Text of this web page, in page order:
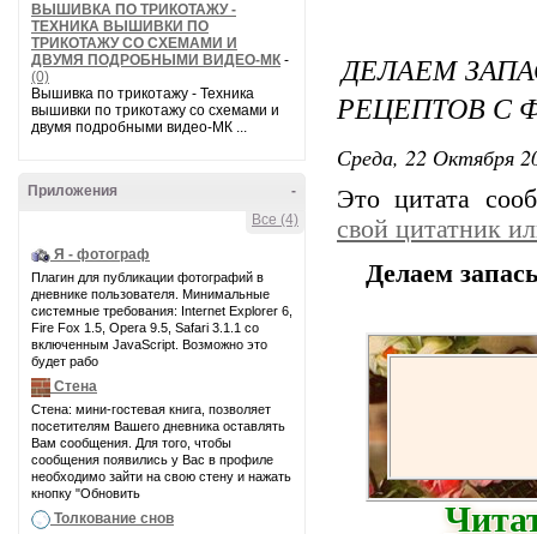
ВЫШИВКА ПО ТРИКОТАЖУ -
ТЕХНИКА ВЫШИВКИ ПО
ТРИКОТАЖУ СО СХЕМАМИ И
ДВУМЯ ПОДРОБНЫМИ ВИДЕО-МК -
(0)
Вышивка по трикотажу - Техника
вышивки по трикотажу со схемами и
двумя подробными видео-МК ...
-
Приложения
Все (4)
Я - фотограф
Плагин для публикации фотографий в
дневнике пользователя. Минимальные
системные требования: Internet Explorer 6,
Fire Fox 1.5, Opera 9.5, Safari 3.1.1 со
включенным JavaScript. Возможно это
будет рабо
Стена
Стена: мини-гостевая книга, позволяет
посетителям Вашего дневника оставлять
Вам сообщения. Для того, чтобы
сообщения появились у Вас в профиле
необходимо зайти на свою стену и нажать
кнопку "Обновить
Толкование снов
ДЕЛАЕМ
РЕЦЕПТОВ С
Среда, 22 Октября
Это цитата
свой цитатник
Делаем